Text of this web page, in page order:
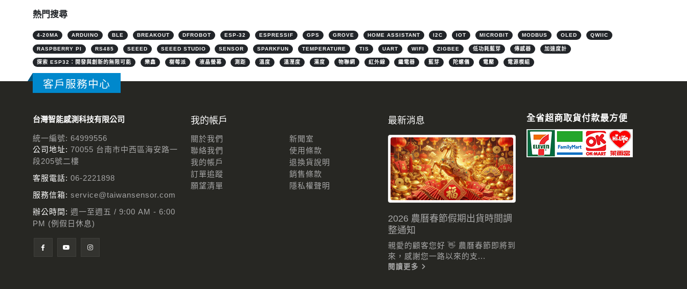
熱門搜尋
4-20MA ARDUINO BLE BREAKOUT DFROBOT ESP-32 ESPRESSIF GPS GROVE HOME ASSISTANT I2C IOT MICROBIT MODBUS OLED QWIIC
RASPBERRY PI RS485 SEEED SEEED STUDIO SENSOR SPARKFUN TEMPERATURE TIS UART WIFI ZIGBEE 低功耗藍芽 傳感器 加速度計
探索 ESP32：開發與創新的無限可能 樂鑫 樹莓派 液晶螢幕 測距 溫度 溫溼度 濕度 物聯網 紅外線 繼電器 藍芽 陀螺儀 電壓 電源模組
客戶服務中心
台灣智能感測科技有限公司
統一編號: 64999556
公司地址: 70055 台南市中西區海安路一
段205號二樓
客服電話: 06-2221898
服務信箱: service@taiwansensor.com
辦公時間: 週一至週五 / 9:00 AM - 6:00
PM (例假日休息)
我的帳戶
關於我們
聯絡我們
我的帳戶
訂單追蹤
願望清單
新聞室
使用條款
退換貨說明
銷售條款
隱私權聲明
最新消息
2026 農曆春節假期出貨時間調
整通知
親愛的顧客您好 👋 農曆春節即將到
來，感謝您一路以來的支...
閱讀更多
全省超商取貨付款最方便